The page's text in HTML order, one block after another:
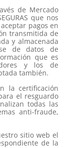
de Mercado
que nos
pagos en
transmitida de
y almacenada
de datos de
que es
y los de
también.
la certificación
el resguardo
todas las
anti-fraude,
sitio web el
de la